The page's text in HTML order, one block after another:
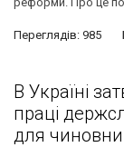
Переглядів: 985
В Україні
праці
для